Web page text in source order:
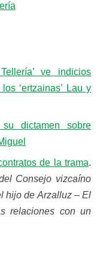
ve indicios
‘ertzainas’ Lau y
dictamen sobre
de la trama.
Consejo vizcaíno
hijo de Arzalluz – El
relaciones con un